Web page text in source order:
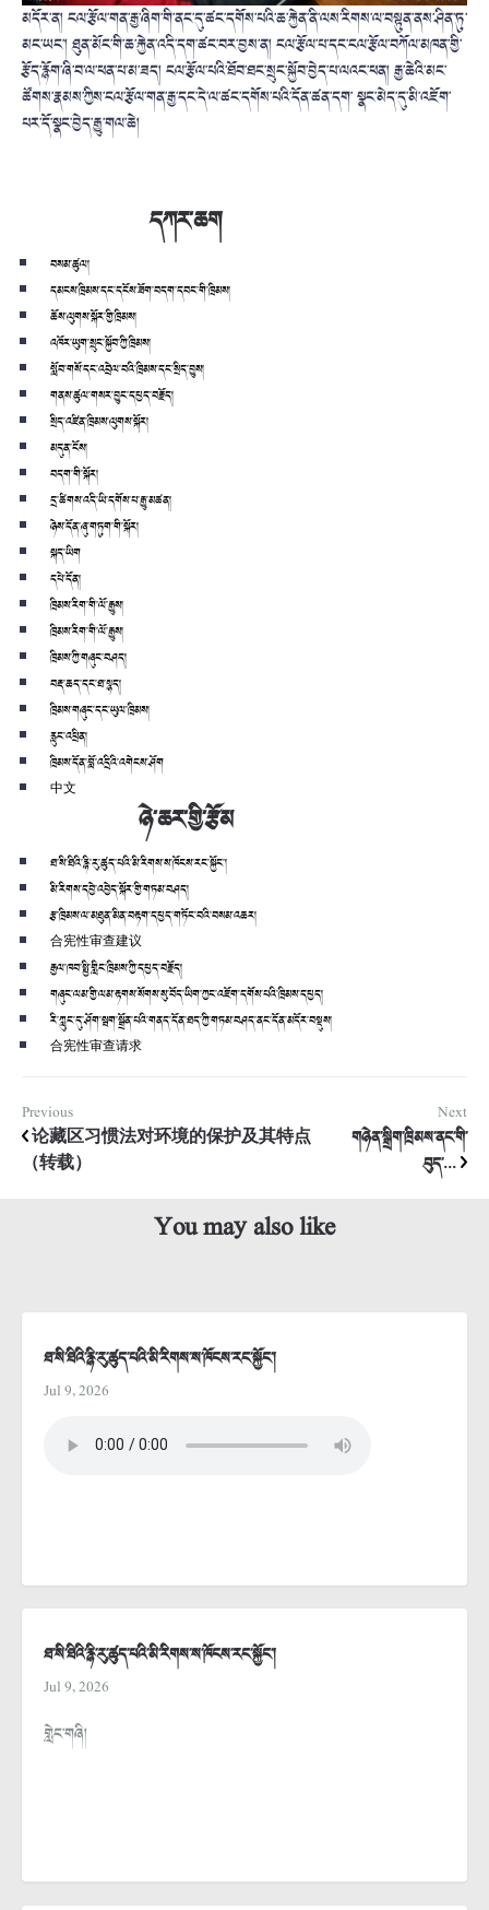
མདོར་ན། ངལ་རྩོལ་གན་རྒྱ་ཞིག་གི་ནང་དུ་ཚང་དགོས་པའི་ཆ་རྐྱེན་ནི་ལས་རིགས་ལ་བསྟུན་ནས་ཤིན་ཏུ་
མང་ཡང་། ཐུན་མོང་གི་ཆ་རྐྱེན་འདི་དག་ཚང་བར་བྱས་ན། ངལ་རྩོལ་པ་དང་ངལ་རྩོལ་བཀོལ་མཁན་གྱི་
རྩོད་རྙོག་ཞི་བ་ལ་ཕན་པ་མ་ཟད། ངལ་རྩོལ་པའི་ཐོབ་ཐང་སྲུང་སྐྱོབ་བྱེད་པ་ལའང་ཕན། རྒྱ་ཆེའི་མང་
ཚོགས་རྣམས་ཀྱིས་ངལ་རྩོལ་གན་རྒྱ་དང་དེ་ལ་ཚང་དགོས་པའི་དོན་ཚན་དག་ སྣང་མེད་དུ་མི་འཇོག་
པར་དོ་སྣང་བྱེད་རྒྱུ་གལ་ཆེ།
དཀར་ཆག
བསམ་ཚུལ།
དམངས་ཁྲིམས་དང་དངོས་ཟོག་བདག་དབང་གི་ཁྲིམས།
ཆོས་ལུགས་སྐོར་གྱི་ཁྲིམས།
འཁོར་ཡུག་སྲུང་སྐྱོབ་ཀྱི་ཁྲིམས།
སློབ་གསོ་དང་འབྲེལ་བའི་ཁྲིམས་དང་སྲིད་བྱུས།
གནས་ཚུལ་གསར་བྱུང་དཔྱད་བརྗོད།
སྲིད་འཛིན་ཁྲིམས་ལུགས་སྐོར།
མདུན་ངོས།
བདག་གི་སྐོར།
དྲ་ཚིགས་འདི་ཡི་དགོས་པ་རྒྱུ་མཚན།
ཉེས་དོན་ཞུ་གཏུག་གི་སྐོར།
སྐད་ཡིག
དཔེ་དོན།
ཁྲིམས་རིག་གི་ལོ་རྒྱུས།
ཁྲིམས་རིག་གི་ལོ་རྒྱུས།
ཁྲིམས་ཀྱི་གཞུང་བཤད།
བརྡ་ཆད་དང་ཐ་སྙད།
ཁྲིམས་གཞུང་དང་ཡུལ་ཁྲིམས།
རླུང་འཕྲིན།
ཁྲིམས་དོན་བློ་འདྲིའི་འགེངས་ཤོག
中文
ཉེ་ཆར་གྱི་རྩོམ
ཐ་སི་ཐིའི་རྙི་རུ་ཚུད་པའི་མི་རིགས་ས་ཁོངས་རང་སྐྱོང་།
མི་རིགས་དབྱེ་འབྱེད་སྐོར་གྱི་གཏམ་བཤད།
རྩ་ཁྲིམས་ལ་མཐུན་མིན་བརྟག་དཔྱད་གཏོང་བའི་བསམ་འཆར།
合宪性审查建议
རྒྱལ་ཁབ་སྤྱི་གླིང་ཁྲིམས་ཀྱི་དཔྱད་བརྗོད།
གཞུང་ལམ་གྱི་ལམ་རྟགས་སོགས་སུ་བོད་ཡིག་ཀྱང་འཇོག་དགོས་པའི་ཁྲིམས་དཔྱད།
རི་ཀླུང་དུ་ཤོག་སྦག་སྒྲོན་པའི་གནད་དོན་ཐད་ཀྱི་གཏམ་བཤད་ནང་དོན་མདོར་བསྡུས།
合宪性审查请求
Previous
论藏区习惯法对环境的保护及其特点
（转载）
Next
གཉེན་སྒྲིག་ཁྲིམས་ནང་གི་
བུད་...
You may also like
ཐ་སི་ཐིའི་རྙི་རུ་ཚུད་པའི་མི་རིགས་ས་ཁོངས་རང་སྐྱོང་།
Jul 9, 2026
ཐ་སི་ཐིའི་རྙི་རུ་ཚུད་པའི་མི་རིགས་ས་ཁོངས་རང་སྐྱོང་།
Jul 9, 2026
གླེང་གཞི།